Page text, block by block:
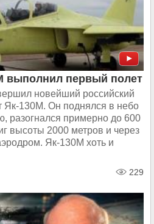
выполнил первый полет
новейший российский
Як-130М. Он поднялся в небо
разогнался примерно до 600
высоты 2000 метров и через
Як-130М хоть и
229